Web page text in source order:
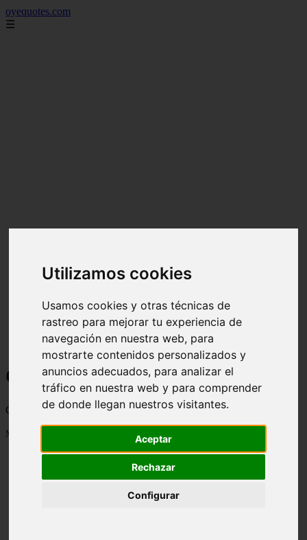
Utilizamos cookies
Usamos cookies y otras técnicas de
rastreo para mejorar tu experiencia de
navegación en nuestra web, para
mostrarte contenidos personalizados y
anuncios adecuados, para analizar el
tráfico en nuestra web y para comprender
de donde llegan nuestros visitantes.
Aceptar
Rechazar
Configurar
oyequotes.com
☰
Curiosidades y Sabias que
Cosas curiosas, curiosidades, noticias impactantes y mucho mas
Mostrando 1 - 24 de 2838 artículos